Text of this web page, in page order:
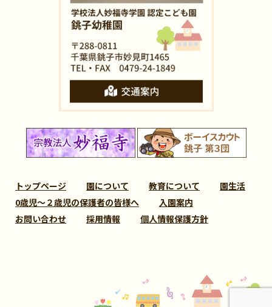
トップページ 園について 教育について
園生活
0歳児～２歳児の保護者の皆様へ
入園案内
お問い合わせ
採用情報 個人情報保護方針